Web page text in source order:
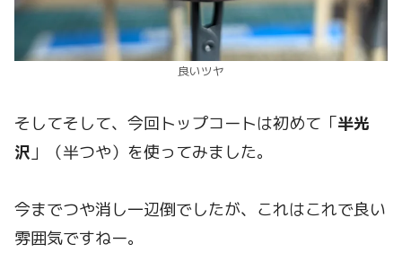
良いツヤ
そしてそして、今回トップコートは初めて「半光
沢 」（半つや）を使ってみました。
今までつや消し一辺倒でしたが、これはこれで良い
雰囲気ですねー。